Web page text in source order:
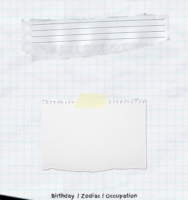
Birthday | Zodiac | Occupation